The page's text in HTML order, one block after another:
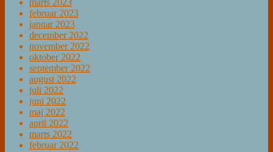
marts 2023
februar 2023
januar 2023
december 2022
november 2022
oktober 2022
september 2022
august 2022
juli 2022
juni 2022
maj 2022
april 2022
marts 2022
februar 2022